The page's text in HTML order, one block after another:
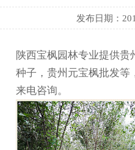
发布日期：
陕西宝枫园林专业提供
种子，贵州元宝枫批发等
来电咨询。